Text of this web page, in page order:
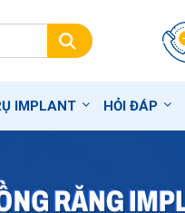
IMPLANT HỎI ĐÁP